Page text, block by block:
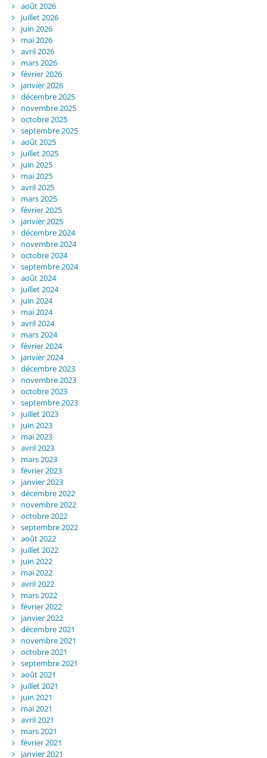
août 2026
juillet 2026
juin 2026
mai 2026
avril 2026
mars 2026
février 2026
janvier 2026
décembre 2025
novembre 2025
octobre 2025
septembre 2025
août 2025
juillet 2025
juin 2025
mai 2025
avril 2025
mars 2025
février 2025
janvier 2025
décembre 2024
novembre 2024
octobre 2024
septembre 2024
août 2024
juillet 2024
juin 2024
mai 2024
avril 2024
mars 2024
février 2024
janvier 2024
décembre 2023
novembre 2023
octobre 2023
septembre 2023
juillet 2023
juin 2023
mai 2023
avril 2023
mars 2023
février 2023
janvier 2023
décembre 2022
novembre 2022
octobre 2022
septembre 2022
août 2022
juillet 2022
juin 2022
mai 2022
avril 2022
mars 2022
février 2022
janvier 2022
décembre 2021
novembre 2021
octobre 2021
septembre 2021
août 2021
juillet 2021
juin 2021
mai 2021
avril 2021
mars 2021
février 2021
janvier 2021